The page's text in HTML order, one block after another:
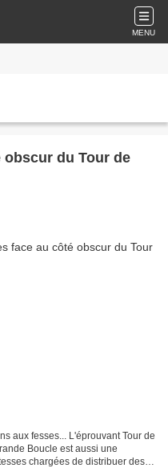
MENU
obscur du Tour de
aux fesses... L'éprouvant Tour de
Boucle est aussi une
chargées de distribuer des